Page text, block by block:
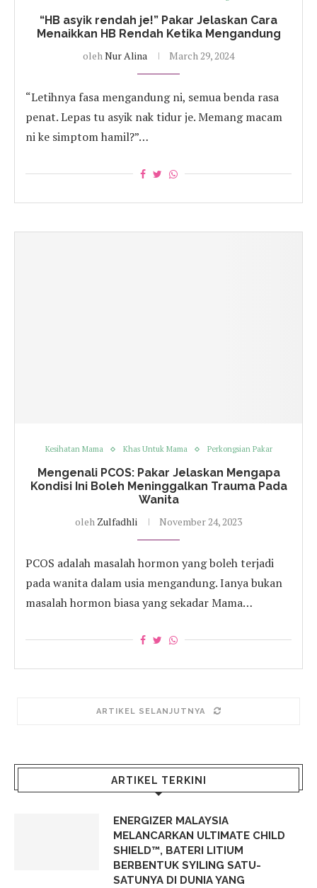
“HB asyik rendah je!” Pakar Jelaskan Cara
Menaikkan HB Rendah Ketika Mengandung
oleh Nur Alina March 29, 2024
“Letihnya fasa mengandung ni, semua benda rasa
penat. Lepas tu asyik nak tidur je. Memang macam
ni ke simptom hamil?”…
Kesihatan Mama Khas Untuk Mama Perkongsian Pakar
Mengenali PCOS: Pakar Jelaskan Mengapa
Kondisi Ini Boleh Meninggalkan Trauma Pada
Wanita
oleh Zulfadhli November 24, 2023
PCOS adalah masalah hormon yang boleh terjadi
pada wanita dalam usia mengandung. Ianya bukan
masalah hormon biasa yang sekadar Mama…
ARTIKEL SELANJUTNYA
ARTIKEL TERKINI
ENERGIZER MALAYSIA
MELANCARKAN ULTIMATE CHILD
SHIELD™, BATERI LITIUM
BERBENTUK SYILING SATU-
SATUNYA DI DUNIA YANG